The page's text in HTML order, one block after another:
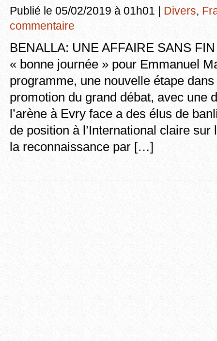
Publié le 05/02/2019 à 01h01 | Divers,
commentaire
BENALLA: UNE AFFAIRE SANS
« bonne journée » pour Emmanuel
programme, une nouvelle étape
promotion du grand débat, avec une
l’arène à Evry face a des élus de
de position à l’International claire sur
la reconnaissance par […]